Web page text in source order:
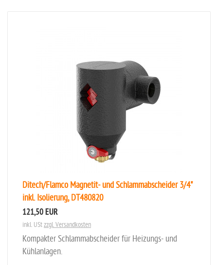
Ditech/Flamco Magnetit- und Schlammabscheider 3/4"
inkl. Isolierung, DT480820
121,50 EUR
inkl. UStzzgl. Versandkosten
Kompakter Schlammabscheider für Heizungs- und
Kühlanlagen.